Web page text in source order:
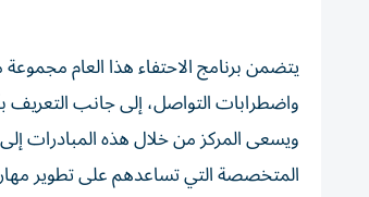
يتضمن برنامج الاحتفاء هذا العام
واضطرابات التواصل، إلى جانب التعريف
ويسعى المركز من خلال هذه المبادرات
المتخصصة التي تساعدهم على تطوير